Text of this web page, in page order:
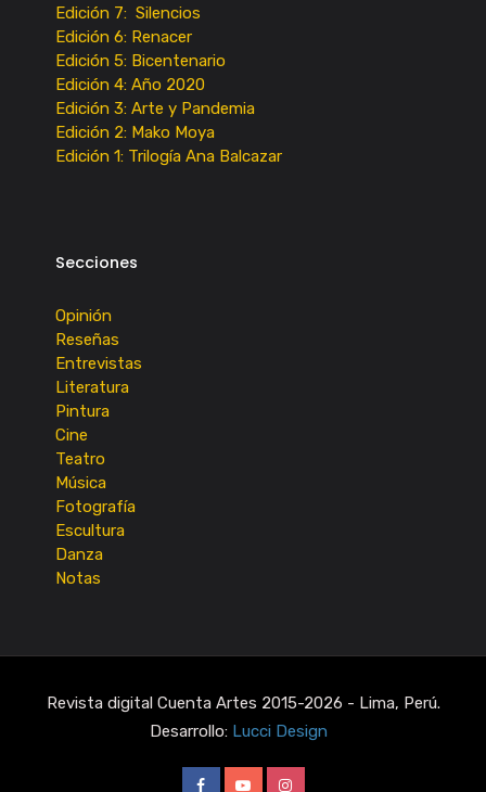
Edición 7: Silencios
Edición 6: Renacer
Edición 5: Bicentenario
Edición 4: Año 2020
Edición 3: Arte y Pandemia
Edición 2: Mako Moya
Edición 1: Trilogía Ana Balcazar
Secciones
Opinión
Reseñas
Entrevistas
Literatura
Pintura
Cine
Teatro
Música
Fotografía
Escultura
Danza
Notas
Revista digital Cuenta Artes 2015-2026 - Lima, Perú.
Desarrollo: Lucci Design